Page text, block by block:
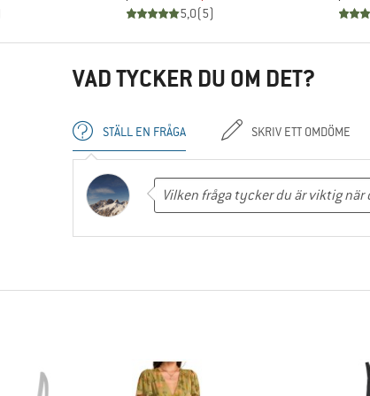
5,0(5)
VAD TYCKER DU OM DET?
STÄLL EN FRÅGA SKRIV ETT OMDÖME